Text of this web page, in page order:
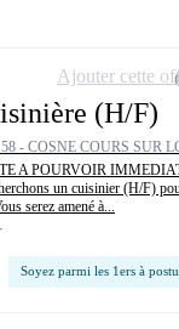
(H/F)
58 - COSNE COURS SUR
A POURVOIR
un cuisinier (H/F)
serez amené à...
Soyez parmi les 1ers à
Ajouter cette